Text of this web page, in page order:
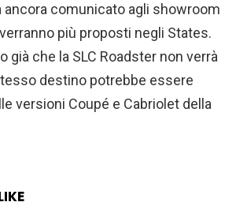
ancora comunicato agli showroom
più proposti negli States.
già che la SLC Roadster non verrà
destino potrebbe essere
versioni Coupé e Cabriolet della